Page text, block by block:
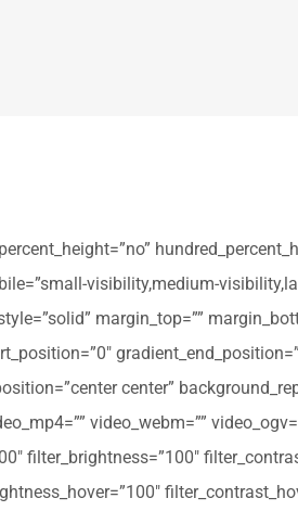
visibility,medium-
margin_top=””
center”
video_webm=””
filter_brightness=”100″